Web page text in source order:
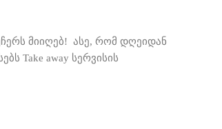
მიიღებ! ასე, რომ დღეიდან
Take away სერვისის